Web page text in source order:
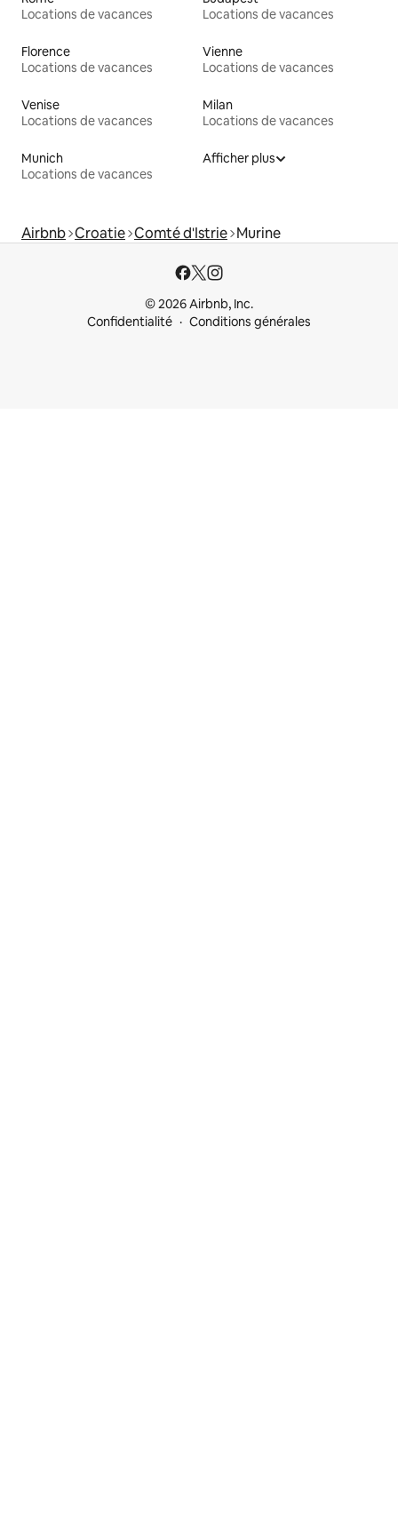
Locations de vacances
Locations de vacances
Florence
Locations de vacances
Vienne
Locations de vacances
Venise
Locations de vacances
Milan
Locations de vacances
Munich
Locations de vacances
Afficher plus
Airbnb Croatie Comté d'Istrie Murine
© 2026 Airbnb, Inc.
Confidentialité
Conditions générales